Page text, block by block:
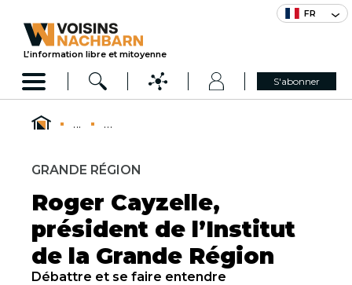
FR
L’information libre et mitoyenne
S'abonner
... ...
GRANDE RÉGION
Roger Cayzelle,
président de l’Institut
de la Grande Région
Débattre et se faire entendre